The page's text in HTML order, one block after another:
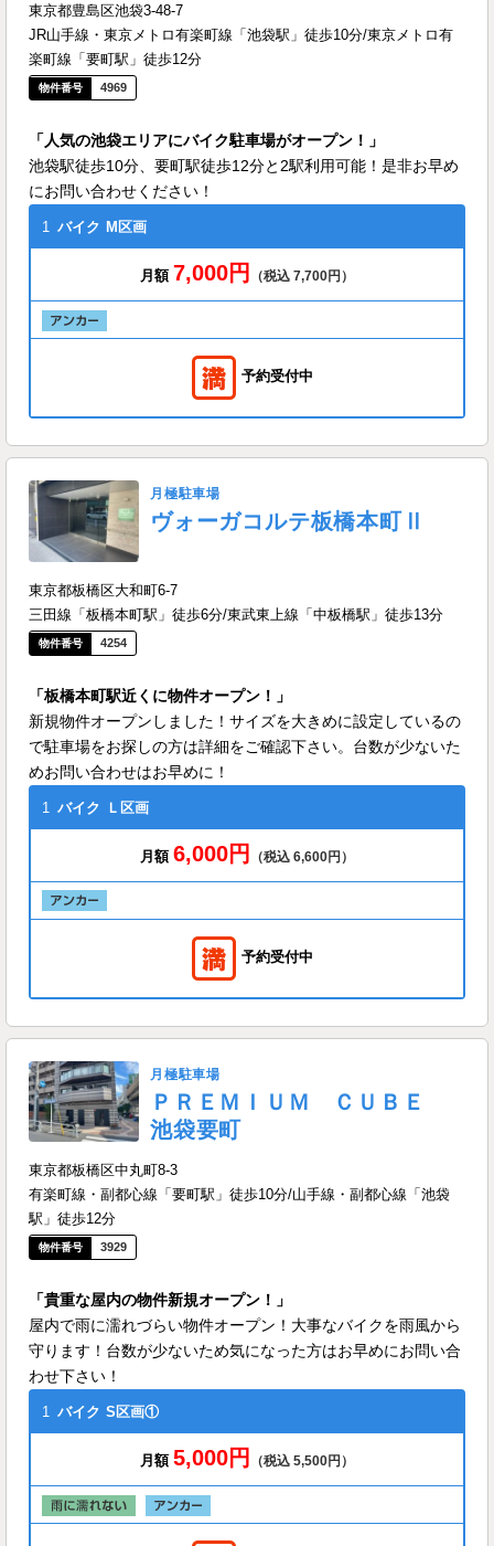
東京都豊島区池袋3-48-7
JR山手線・東京メトロ有楽町線「池袋駅」徒歩10分/東京メトロ有
楽町線「要町駅」徒歩12分
4969
「人気の池袋エリアにバイク駐車場がオープン！」
池袋駅徒歩10分、要町駅徒歩12分と2駅利用可能！是非お早め
にお問い合わせください！
1 バイク M区画
月額 7,000円 （税込 7,700円）
予約受付中
月極駐車場
ヴォーガコルテ板橋本町Ⅱ
東京都板橋区大和町6-7
三田線「板橋本町駅」徒歩6分/東武東上線「中板橋駅」徒歩13分
4254
「板橋本町駅近くに物件オープン！」
新規物件オープンしました！サイズを大きめに設定しているの
で駐車場をお探しの方は詳細をご確認下さい。台数が少ないた
めお問い合わせはお早めに！
1 バイク Ｌ区画
月額 6,000円 （税込 6,600円）
予約受付中
月極駐車場
ＰＲＥＭＩＵＭ ＣＵＢＥ
池袋要町
東京都板橋区中丸町8-3
有楽町線・副都心線「要町駅」徒歩10分/山手線・副都心線「池袋
駅」徒歩12分
3929
「貴重な屋内の物件新規オープン！」
屋内で雨に濡れづらい物件オープン！大事なバイクを雨風から
守ります！台数が少ないため気になった方はお早めにお問い合
わせ下さい！
1 バイク S区画①
月額 5,000円 （税込 5,500円）